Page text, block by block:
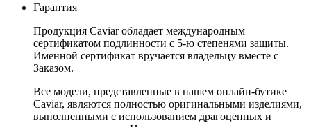
Гарантия
Продукция Caviar обладает международным
сертификатом подлинности с 5-ю степенями защиты.
Именной сертификат вручается владельцу вместе с
Заказом.
Все модели, представленные в нашем онлайн-бутике
Caviar, являются полностью оригинальными изделиями,
выполненными с использованием драгоценных и